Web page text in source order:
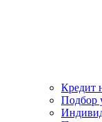
Кредит
Подбор